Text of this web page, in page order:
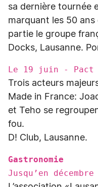
sa dernière tournée
marquant les 50 ans
partie le groupe
Docks, Lausanne.
Le 19 juin - Pact
Trois acteurs
Made in France:
et Teho se
fou.
D! Club, Lausanne.
Gastronomie
Jusqu’en